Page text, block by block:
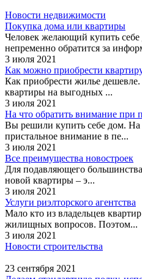
Новости недвижимости
Покупка дома или квартиры
Человек желающий купить себе
непременно обратится за
3 июля 2021
Как можно приобрести
Как приобрести жилье
квартиры на выгодных ...
3 июля 2021
На что обратить внимание при
Вы решили купить себе дом. На
пристальное внимание в пе...
3 июля 2021
Все преимущества новостроек
Для подавляющего
новой квартиры – э...
3 июля 2021
Услуги риэлторского агентства
Мало кто из владельцев
жилищных вопросов. Поэтом...
3 июля 2021
Новости строительства
23 сентября 2021